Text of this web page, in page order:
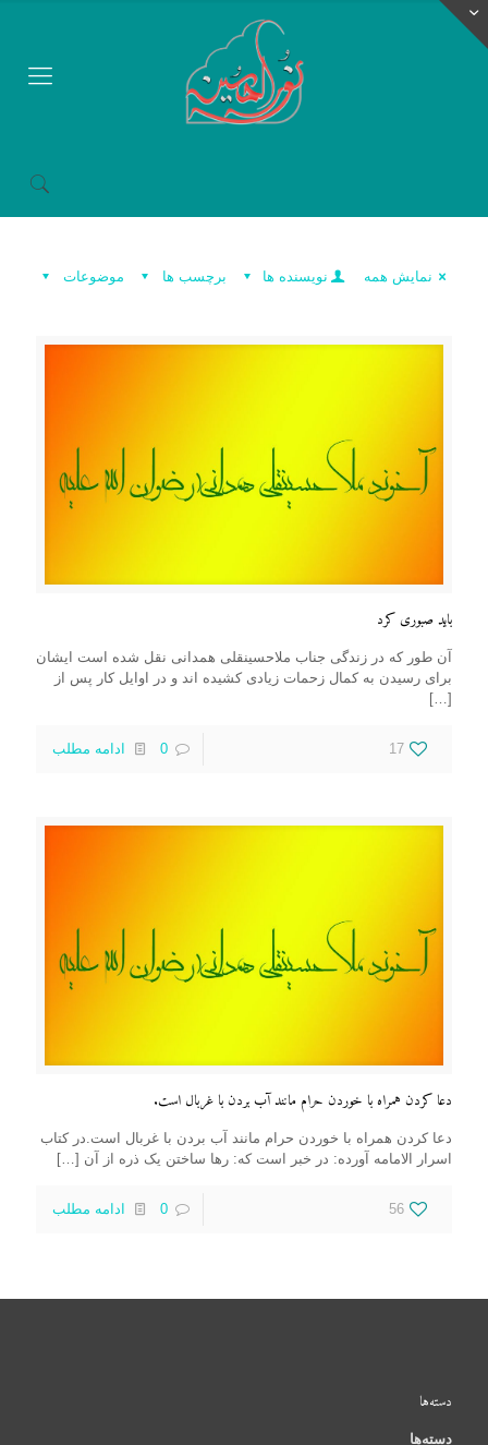
موضوعات برچسب ها نویسنده ها نمایش همه
باید صبوری کرد
آن طور که در زندگی جناب ملاحسینقلی همدانی نقل شده است ایشان
برای رسیدن به کمال زحمات زیادی کشیده اند و در اوایل کار پس از
[…]
17
0 ادامه مطلب
دعا کردن همراه با خوردن حرام مانند آب بردن با غربال است.
دعا کردن همراه با خوردن حرام مانند آب بردن با غربال است.در کتاب
اسرار الامامه آورده: در خبر است که: رها ساختن یک ذره از آن […]
56
0 ادامه مطلب
دسته‌ها
دسته‌ها